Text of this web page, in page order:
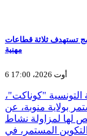
تستهدف ثلاثة قطاعات
مهنية
6 أوت 2026، 17:00
التونسية "كوناكت"،
بولاية منوبة، عن
لها لمزاولة نشاط